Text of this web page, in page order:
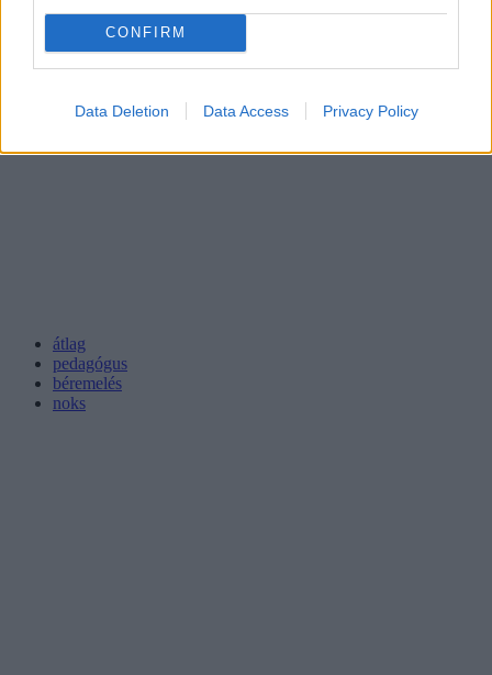
CONFIRM
Data Deletion Data Access Privacy Policy
átlag
pedagógus
béremelés
noks